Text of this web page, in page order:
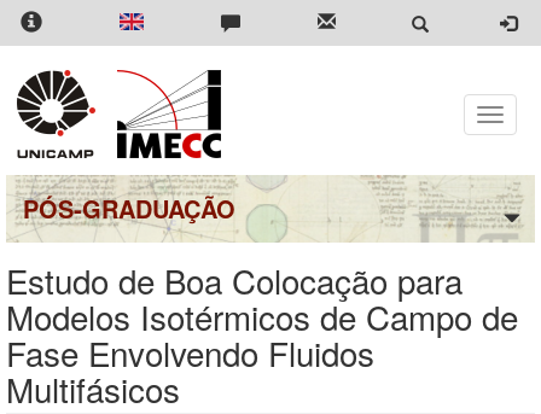
Pular
para
conteúdo
principal
Toggle
PÓS-GRADUAÇÃO
Estudo de Boa Colocação para
Modelos Isotérmicos de Campo de
Fase Envolvendo Fluidos
Multifásicos